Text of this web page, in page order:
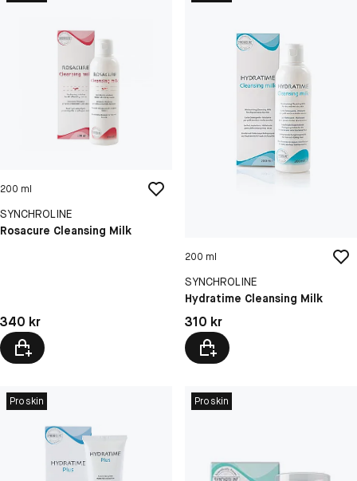
200 ml
SYNCHROLINE
Rosacure Cleansing Milk
Pris: 340 kr
340 kr
200 ml
SYNCHROLINE
Hydratime Cleansing Milk
Pris: 310 kr
310 kr
Proskin Proskin